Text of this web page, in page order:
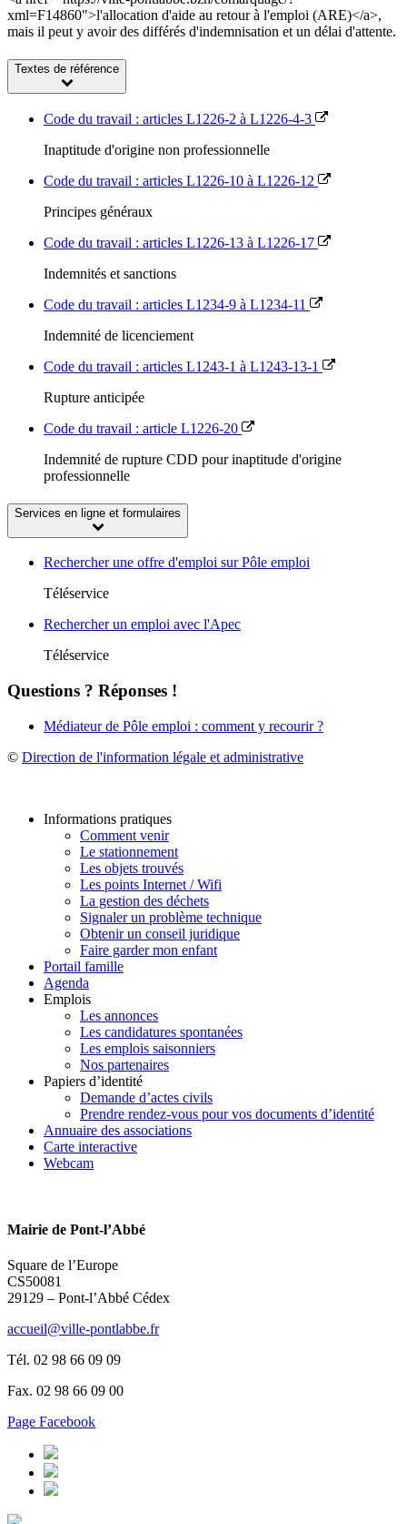
xml=F14860">l'allocation d'aide au retour à l'emploi (ARE)</a>,
mais il peut y avoir des différés d'indemnisation et un délai d'attente.
Textes de référence
Code du travail : articles L1226-2 à L1226-4-3
Inaptitude d'origine non professionnelle
Code du travail : articles L1226-10 à L1226-12
Principes généraux
Code du travail : articles L1226-13 à L1226-17
Indemnités et sanctions
Code du travail : articles L1234-9 à L1234-11
Indemnité de licenciement
Code du travail : articles L1243-1 à L1243-13-1
Rupture anticipée
Code du travail : article L1226-20
Indemnité de rupture CDD pour inaptitude d'origine
professionnelle
Services en ligne et formulaires
Rechercher une offre d'emploi sur Pôle emploi
Téléservice
Rechercher un emploi avec l'Apec
Téléservice
Questions ? Réponses !
Médiateur de Pôle emploi : comment y recourir ?
© Direction de l'information légale et administrative
Informations pratiques
Comment venir
Le stationnement
Les objets trouvés
Les points Internet / Wifi
La gestion des déchets
Signaler un problème technique
Obtenir un conseil juridique
Faire garder mon enfant
Portail famille
Agenda
Emplois
Les annonces
Les candidatures spontanées
Les emplois saisonniers
Nos partenaires
Papiers d’identité
Demande d’actes civils
Prendre rendez-vous pour vos documents d’identité
Annuaire des associations
Carte interactive
Webcam
Mairie de Pont-l’Abbé
Square de l’Europe
CS50081
29129 – Pont-l’Abbé Cédex
accueil@ville-pontlabbe.fr
Tél. 02 98 66 09 09
Fax. 02 98 66 09 00
Page Facebook